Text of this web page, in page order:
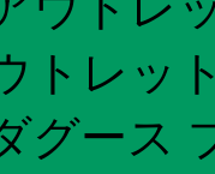
トレッ
グース